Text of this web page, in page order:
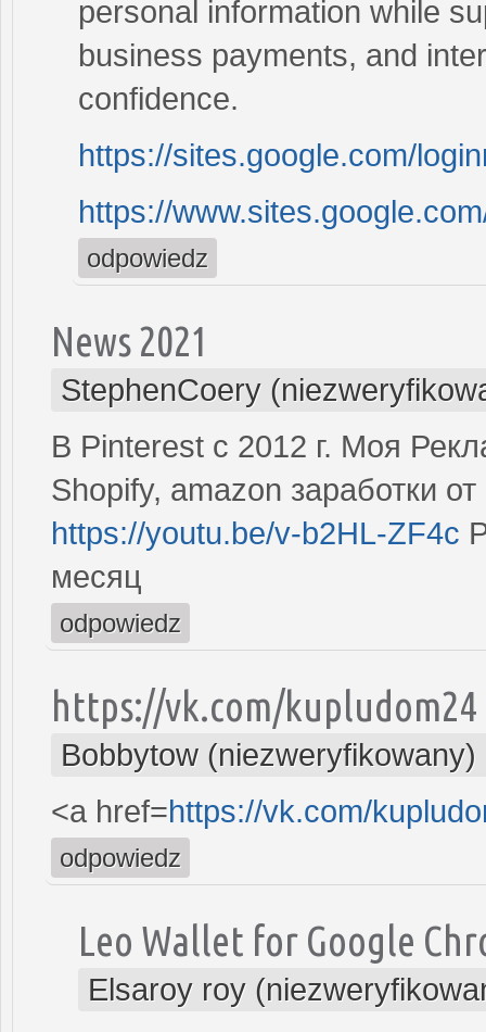
personal information while
business payments, and
confidence.
https://sites.google.com/
https://
odpowiedz
News 2021
StephenCoery
В Pinterest с 2012 г. Моя
Shopify, amazon заработки
https://youtu.be/v-b2HL-ZF4c
месяц
odpowiedz
https://vk.com/kupludom24
Bobbytow (niezweryfikowany)
<a href=https://vk.com/
odpowiedz
Leo Wallet for Google
Elsaroy roy